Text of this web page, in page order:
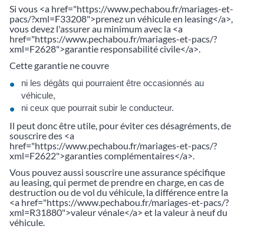
Si vous <a href="https://www.pechabou.fr/mariages-et-
pacs/?xml=F33208">prenez un véhicule en leasing</a>,
vous devez l'assurer au minimum avec la <a
href="https://www.pechabou.fr/mariages-et-pacs/?
xml=F2628">garantie responsabilité civile</a>.
Cette garantie ne couvre
ni les dégâts qui pourraient être occasionnés au
véhicule,
ni ceux que pourrait subir le conducteur.
Il peut donc être utile, pour éviter ces désagréments, de
souscrire des <a
href="https://www.pechabou.fr/mariages-et-pacs/?
xml=F2622">garanties complémentaires</a>.
Vous pouvez aussi souscrire une assurance spécifique
au leasing, qui permet de prendre en charge, en cas de
destruction ou de vol du véhicule, la différence entre la
<a href="https://www.pechabou.fr/mariages-et-pacs/?
xml=R31880">valeur vénale</a> et la valeur à neuf du
véhicule.